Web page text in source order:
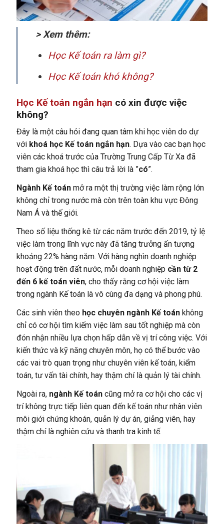
> Xem thêm:
Học Kế toán ra làm gì?
Học Kế toán khó không?
Học Kế toán ngắn hạn có xin được việc
không?
Đây là một câu hỏi đang quan tâm khi học viên do dự
với khoá học Kế toán ngắn hạn. Dựa vào cac bạn học
viên các khoá trước của Trường Trung Cấp Từ Xa đã
tham gia khoá học thì câu trả lời là ”có”.
Ngành Kế toánmở ra một thị trường việc làm rộng lớn
không chỉ trong nước mà còn trên toàn khu vực Đông
Nam Á và thế giới.
Theo số liệu thống kê từ các năm trước đến 2019, tỷ lệ
việc làm trong lĩnh vực này đã tăng trưởng ấn tượng
khoảng 22% hàng năm. Với hàng nghìn doanh nghiệp
hoạt động trên đất nước, mỗi doanh nghiệp cần từ 2
đến 6 kế toán viên, cho thấy rằng cơ hội việc làm
trong ngành Kế toán là vô cùng đa dạng và phong phú.
Các sinh viên theo học chuyên ngành Kế toánkhông
chỉ có cơ hội tìm kiếm việc làm sau tốt nghiệp mà còn
đón nhận nhiều lựa chọn hấp dẫn về vị trí công việc. Với
kiến thức và kỹ năng chuyên môn, họ có thể bước vào
các vai trò quan trọng như chuyên viên kế toán, kiểm
toán, tư vấn tài chính, hay thậm chí là quản lý tài chính.
Ngoài ra, ngành Kế toáncũng mở ra cơ hội cho các vị
trí không trực tiếp liên quan đến kế toán như nhân viên
môi giới chứng khoán, quản lý dự án, giảng viên, hay
thậm chí là nghiên cứu và thanh tra kinh tế.